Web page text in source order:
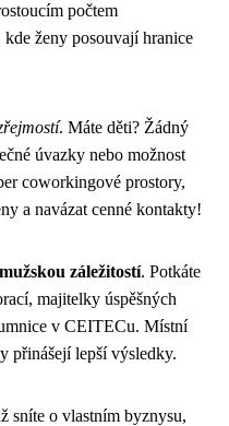
počtem
ženy posouvají hranice
. Máte děti? Žádný
úvazky nebo možnost
coworkingové prostory,
a navázat cenné kontakty!
záležitostí. Potkáte
majitelky úspěšných
v CEITECu. Místní
přinášejí lepší výsledky.
sníte o vlastním byznysu,